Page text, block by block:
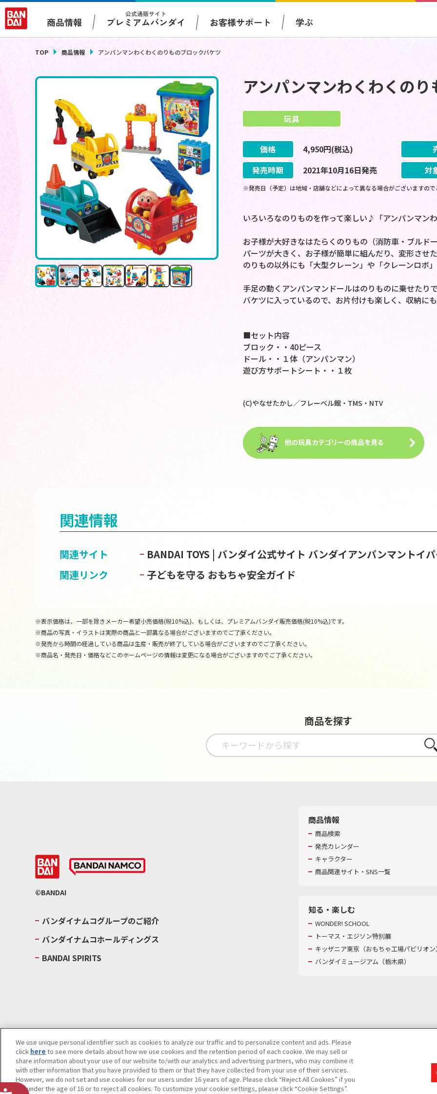
商品情報
公式通販サイト
プレミアムバンダイ お客様サポート 学ぶ
TOP 商品情報 アンパンマンわくわくのりものブロックバケツ
アンパンマンわくわくの
玩具
価格 4,950円(税込)
発売時期
2021年10月16日発売 対
※発売日（予定）は地域・店舗などによって異なる場合がございますの
いろいろなのりものを作って楽しい♪「アンパンマン
お子様が大好きなはたらくのりもの（消防車・ブルド
パーツが大きく、お子様が簡単に組んだり、変形させ
のりもの以外にも「大型クレーン」や「クレーンロボ
手足の動くアンパンマンドールはのりものに乗せたり
バケツに入っているので、お片付けも楽しく、収納に
■セット内容
ブロック・・40ピース
ドール・・１体（アンパンマン）
遊び方サポートシート・・１枚
(C)やなせたかし／フレーベル館・TMS・NTV
関連情報
関連サイト BANDAI TOYS | バンダイ公式サイト バンダイアンパンマントイ
関連リンク
子どもを守る おもちゃ安全ガイド
※表示価格は、一部を除きメーカー希望小売価格(税10%込)、もしくは、プレミアムバンダイ販売価格(税10%込)です。
※商品の写真・イラストは実際の商品と一部異なる場合がございますのでご了承ください。
※発売から時間の経過している商品は生産・販売が終了している場合がございますのでご了承ください。
※商品名・発売日・価格などこのホームページの情報は変更になる場合がございますのでご了承ください。
商品を探す
さが
©BANDAI
バンダイナムコグループのご紹介
バンダイナムコホールディングス
BANDAI SPIRITS
商品情報
商品検索
発売カレンダー
キャラクター
商品関連サイト・SNS一覧
知る・楽しむ
WONDER! SCHOOL
トーマス・エジソン特別展
キッザニア東京（おもちゃ工場パビリオ
バンダイミュージアム（栃木県）
ウェブサイトご利用条件ソーシャルメディアポリシー個人情報及び特定個人情報等の取り扱いに関する保護方針
Do Not Sell or Share My Personal Information著作権・商標についてカスタマーハラスメントに対する基本的な対応方針
We use unique personal identifier such as cookies to analyze our traffic and to personalize content and ads. Please
click here to see more details about how we use cookies and the retention period of each cookie. We may sell or
share information about your use of our website to/with our analytics and advertising partners, who may combine it
with other information that you have provided to them or that they have collected from your use of their services.
However, we do not set and use cookies for our users under 16 years of age. Please click “Reject All Cookies” if you
are under the age of 16 or to reject all cookies. To customize your cookie settings, please click “Cookie Settings”.